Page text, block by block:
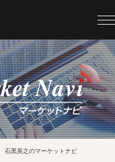
石黒英之のマーケットナビ